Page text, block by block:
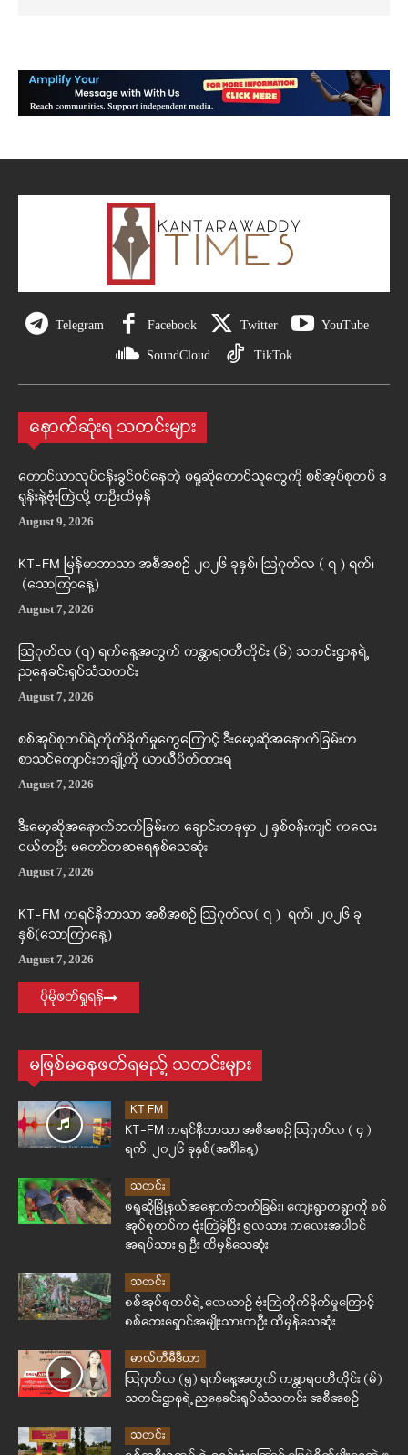
Telegram Facebook Twitter YouTube
SoundCloud TikTok
နောက်ဆုံးရ သတင်းများ
တောင်ယာလုပ်ငန်းခွင်ဝင်နေတဲ့ ဖရူဆိုတောင်သူတွေကို စစ်အုပ်စုတပ် ဒ
ရုန်းနဲ့ဗုံးကြဲလို့ တဦးထိမှန်
August 9, 2026
KT-FM မြန်မာဘာသာ အစီအစဉ် ၂၀၂၆ ခုနှစ်၊ ဩဂုတ်လ ( ၇ ) ရက်၊
(သောကြာနေ့)
August 7, 2026
ဩဂုတ်လ (၇) ရက်နေ့အတွက် ကန္တာရဝတီတိုင်း (မ်) သတင်းဌာနရဲ့
ညနေခင်းရုပ်သံသတင်း
August 7, 2026
စစ်အုပ်စုတပ်ရဲ့တိုက်ခိုက်မှုတွေကြောင့် ဒီးမော့ဆိုအနောက်ခြမ်းက
စာသင်ကျောင်းတချို့ကို ယာယီပိတ်ထားရ
August 7, 2026
ဒီးမော့ဆိုအနောက်ဘက်ခြမ်းက ချောင်းတခုမှာ ၂ နှစ်ဝန်းကျင် ကလေး
ငယ်တဦး မတော်တဆရေနစ်သေဆုံး
August 7, 2026
KT-FM ကရင်နီဘာသာ အစီအစဉ် ဩဂုတ်လ( ၇ ) ရက်၊ ၂၀၂၆ ခု
နှစ်(သောကြာနေ့)
August 7, 2026
ပိုမိုဖတ်ရှုရန်
မဖြစ်မနေဖတ်ရမည့် သတင်းများ
KT FM
KT-FM ကရင်နီဘာသာ အစီအစဉ် ဩဂုတ်လ ( ၄ )
ရက်၊ ၂၀၂၆ ခုနှစ်(အင်္ဂါနေ့)
သတင်း
ဖရူဆိုမြို့နယ်အနောက်ဘက်ခြမ်း၊ ကျေးရွာတရွာကို စစ်
အုပ်စုတပ်က ဗုံးကြဲခဲ့ပြီး ၅လသား ကလေးအပါဝင်
အရပ်သား ၅ ဦး ထိမှန်သေဆုံး
သတင်း
စစ်အုပ်စုတပ်ရဲ့ လေယာဉ် ဗုံးကြဲတိုက်ခိုက်မှုကြောင့်
စစ်ဘေးရှောင်အမျိုးသားတဦး ထိမှန်သေဆုံး
မာလ်တီမီဒီယာ
ဩဂုတ်လ (၅) ရက်နေ့အတွက် ကန္တာရဝတီတိုင်း (မ်)
သတင်းဌာနရဲ့ ညနေခင်းရုပ်သံသတင်း အစီအစဉ်
သတင်း